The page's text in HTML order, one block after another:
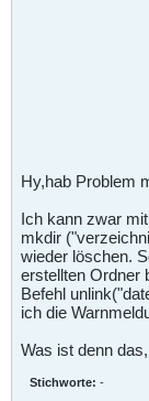
Hy,hab Problem
Ich kann zwar
mkdir
wieder löschen.
erstellten Ordner
Befehl
ich die
Was ist denn
Stichworte: -